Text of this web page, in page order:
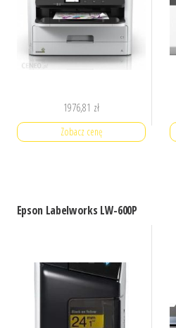
1976,81 zł
Zobacz cenę
Epson Labelworks LW-600P